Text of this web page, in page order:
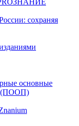
сохраняя
основные
(ПООП)